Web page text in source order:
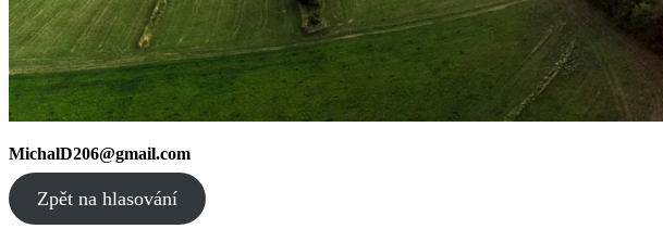
MichalD206@gmail.com
Zpět na hlasování